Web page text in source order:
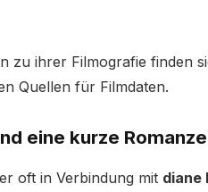
zu ihrer Filmografie finden
Quellen für Filmdaten.
eine kurze Romanze
oft in Verbindung mit diane